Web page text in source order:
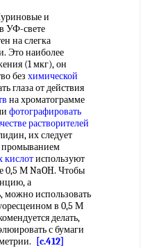
и
в УФ-свете
на слегка
Это наиболее
(1 мкг), он
без химической
глаза от действия
на хроматограмме
фотографировать
растворителей
их следует
промыванием
кислотиспользуют
0,5 М NaOH. Чтобы
а
можно использовать
в 0,5 М
делать,
с бумаги
[c.412]